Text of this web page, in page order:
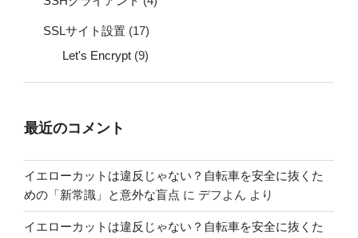
SSLサイト設置 (17)
Let's Encrypt (9)
最近のコメント
イエローカットは違反じゃない？自転車を安全に抜くた
めの「新常識」と意外な盲点 に デフよん より
イエローカットは違反じゃない？自転車を安全に抜くた